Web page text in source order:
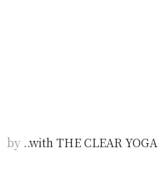
by ..with THE CLEAR YOGA